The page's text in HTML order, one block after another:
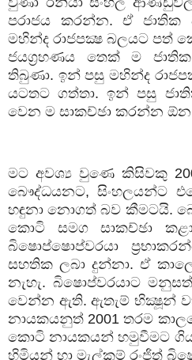
පරාජය කරන්න. ඒ ජාතික
මහින්ද රාජපක්‍ෂ බලයට පත්
ජයග්‍රහණය තෙක් ම
තිබුණා. ඉන් පසු මහින්ද
යටතට ගත්තා. ඉන් පසු
වෙන ම සාකච්ඡා කරන්න
මට අවශ්‍ය වුණෙ කිසිවකු
බෞද්ධයනට,සිංහලයන්ට
හඳුනා නොගත් බව කීමටයි.
කොටි සමග සාකච්ඡා
බිෂොප්ෂොප්වරයා
සහතික ලබා දුන්නා. ඒ
නැහැ. බිෂොප්වරයාට
වෙන්න ඇති. ඇතැම් භික්‍ෂූන්
නායකයනුත් 2001 තරම
කොටි නායකයන් හමුවීමට
හිමියන් හා මැල්කම් රංජිත්